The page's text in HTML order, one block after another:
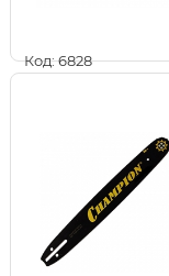
Код: 6828